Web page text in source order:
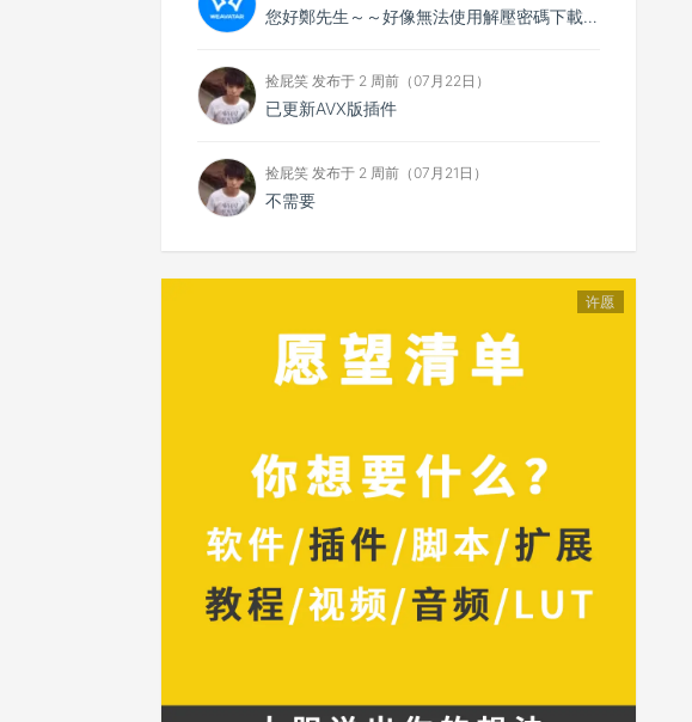
您好鄭先生～～好像無法使用解壓密碼下載最新的4.0.4版本，不知能否請你協助排除障礙～
捡屁笑 发布于 2 周前（07月22日）
已更新AVX版插件
捡屁笑 发布于 2 周前（07月21日）
不需要
许愿